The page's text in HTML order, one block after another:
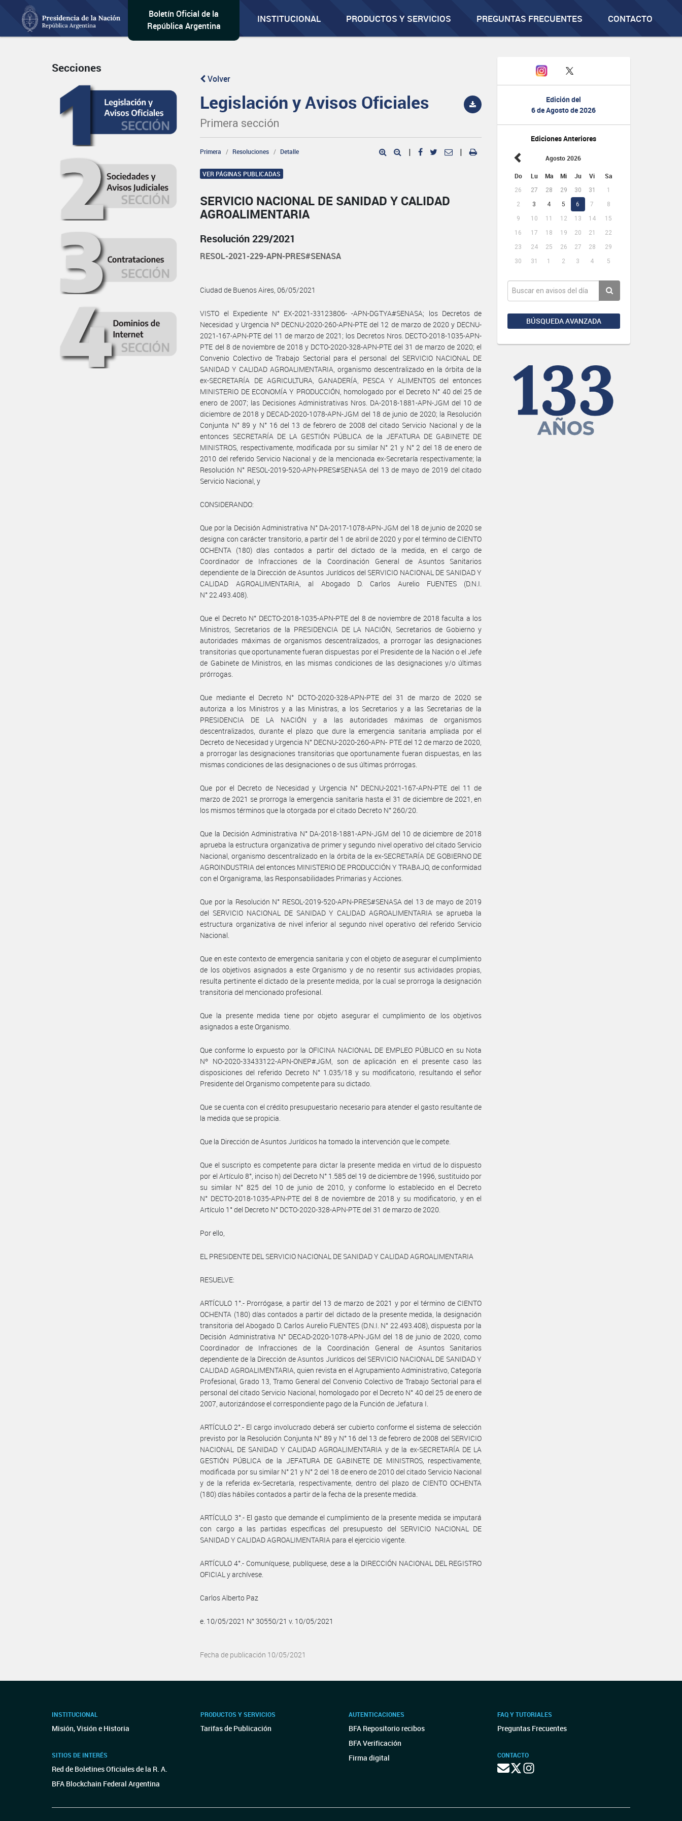
Boletín Oficial de la
República Argentina
INSTITUCIONAL PRODUCTOS Y SERVICIOS PREGUNTAS FRECUENTES CONTACTO
Edición del
6 de Agosto de 2026
Ediciones Anteriores
Agosto 2026
Do Lu Ma Mi Ju Vi Sa
26 27 28 29 30 31
1
2
3 4 5 6 7
8
9
10 11 12 13 14
15
16
17 18 19 20 21
22
23
24 25 26 27 28
29
30
31 1 2 3 4 5
BÚSQUEDA AVANZADA
Secciones
Volver
Legislación y Avisos Oficiales
Primera sección
Primera Resoluciones Detalle | |
VER PÁGINAS PUBLICADAS
SERVICIO NACIONAL DE SANIDAD Y CALIDAD
AGROALIMENTARIA
Resolución 229/2021
RESOL-2021-229-APN-PRES#SENASA
Ciudad de Buenos Aires, 06/05/2021
VISTO el Expediente N° EX-2021-33123806- -APN-DGTYA#SENASA; los Decretos de
Necesidad y Urgencia Nº DECNU-2020-260-APN-PTE del 12 de marzo de 2020 y DECNU-
2021-167-APN-PTE del 11 de marzo de 2021; los Decretos Nros. DECTO-2018-1035-APN-
PTE del 8 de noviembre de 2018 y DCTO-2020-328-APN-PTE del 31 de marzo de 2020; el
Convenio Colectivo de Trabajo Sectorial para el personal del SERVICIO NACIONAL DE
SANIDAD Y CALIDAD AGROALIMENTARIA, organismo descentralizado en la órbita de la
ex-SECRETARÍA DE AGRICULTURA, GANADERÍA, PESCA Y ALIMENTOS del entonces
MINISTERIO DE ECONOMÍA Y PRODUCCIÓN, homologado por el Decreto N° 40 del 25 de
enero de 2007; las Decisiones Administrativas Nros. DA-2018-1881-APN-JGM del 10 de
diciembre de 2018 y DECAD-2020-1078-APN-JGM del 18 de junio de 2020; la Resolución
Conjunta N° 89 y N° 16 del 13 de febrero de 2008 del citado Servicio Nacional y de la
entonces SECRETARÍA DE LA GESTIÓN PÚBLICA de la JEFATURA DE GABINETE DE
MINISTROS, respectivamente, modificada por su similar N° 21 y N° 2 del 18 de enero de
2010 del referido Servicio Nacional y de la mencionada ex-Secretaría respectivamente; la
Resolución N° RESOL-2019-520-APN-PRES#SENASA del 13 de mayo de 2019 del citado
Servicio Nacional, y
CONSIDERANDO:
Que por la Decisión Administrativa N° DA-2017-1078-APN-JGM del 18 de junio de 2020 se
designa con carácter transitorio, a partir del 1 de abril de 2020 y por el término de CIENTO
OCHENTA (180) días contados a partir del dictado de la medida, en el cargo de
Coordinador de Infracciones de la Coordinación General de Asuntos Sanitarios
dependiente de la Dirección de Asuntos Jurídicos del SERVICIO NACIONAL DE SANIDAD Y
CALIDAD AGROALIMENTARIA, al Abogado D. Carlos Aurelio FUENTES (D.N.I.
N° 22.493.408).
Que el Decreto N° DECTO-2018-1035-APN-PTE del 8 de noviembre de 2018 faculta a los
Ministros, Secretarios de la PRESIDENCIA DE LA NACIÓN, Secretarios de Gobierno y
autoridades máximas de organismos descentralizados, a prorrogar las designaciones
transitorias que oportunamente fueran dispuestas por el Presidente de la Nación o el Jefe
de Gabinete de Ministros, en las mismas condiciones de las designaciones y/o últimas
prórrogas.
Que mediante el Decreto N° DCTO-2020-328-APN-PTE del 31 de marzo de 2020 se
autoriza a los Ministros y a las Ministras, a los Secretarios y a las Secretarias de la
PRESIDENCIA DE LA NACIÓN y a las autoridades máximas de organismos
descentralizados, durante el plazo que dure la emergencia sanitaria ampliada por el
Decreto de Necesidad y Urgencia N° DECNU-2020-260-APN- PTE del 12 de marzo de 2020,
a prorrogar las designaciones transitorias que oportunamente fueran dispuestas, en las
mismas condiciones de las designaciones o de sus últimas prórrogas.
Que por el Decreto de Necesidad y Urgencia N° DECNU-2021-167-APN-PTE del 11 de
marzo de 2021 se prorroga la emergencia sanitaria hasta el 31 de diciembre de 2021, en
los mismos términos que la otorgada por el citado Decreto N° 260/20.
Que la Decisión Administrativa N° DA-2018-1881-APN-JGM del 10 de diciembre de 2018
aprueba la estructura organizativa de primer y segundo nivel operativo del citado Servicio
Nacional, organismo descentralizado en la órbita de la ex-SECRETARÍA DE GOBIERNO DE
AGROINDUSTRIA del entonces MINISTERIO DE PRODUCCIÓN Y TRABAJO, de conformidad
con el Organigrama, las Responsabilidades Primarias y Acciones.
Que por la Resolución N° RESOL-2019-520-APN-PRES#SENASA del 13 de mayo de 2019
del SERVICIO NACIONAL DE SANIDAD Y CALIDAD AGROALIMENTARIA se aprueba la
estructura organizativa de nivel inferior al segundo nivel operativo del referido Servicio
Nacional.
Que en este contexto de emergencia sanitaria y con el objeto de asegurar el cumplimiento
de los objetivos asignados a este Organismo y de no resentir sus actividades propias,
resulta pertinente el dictado de la presente medida, por la cual se prorroga la designación
transitoria del mencionado profesional.
Que la presente medida tiene por objeto asegurar el cumplimiento de los objetivos
asignados a este Organismo.
Que conforme lo expuesto por la OFICINA NACIONAL DE EMPLEO PÚBLICO en su Nota
Nº NO-2020-33433122-APN-ONEP#JGM, son de aplicación en el presente caso las
disposiciones del referido Decreto N° 1.035/18 y su modificatorio, resultando el señor
Presidente del Organismo competente para su dictado.
Que se cuenta con el crédito presupuestario necesario para atender el gasto resultante de
la medida que se propicia.
Que la Dirección de Asuntos Jurídicos ha tomado la intervención que le compete.
Que el suscripto es competente para dictar la presente medida en virtud de lo dispuesto
por el Artículo 8°, inciso h) del Decreto N° 1.585 del 19 de diciembre de 1996, sustituido por
su similar N° 825 del 10 de junio de 2010, y conforme lo establecido en el Decreto
N° DECTO-2018-1035-APN-PTE del 8 de noviembre de 2018 y su modificatorio, y en el
Artículo 1° del Decreto N° DCTO-2020-328-APN-PTE del 31 de marzo de 2020.
Por ello,
EL PRESIDENTE DEL SERVICIO NACIONAL DE SANIDAD Y CALIDAD AGROALIMENTARIA
RESUELVE:
ARTÍCULO 1°.- Prorrógase, a partir del 13 de marzo de 2021 y por el término de CIENTO
OCHENTA (180) días contados a partir del dictado de la presente medida, la designación
transitoria del Abogado D. Carlos Aurelio FUENTES (D.N.I. N° 22.493.408), dispuesta por la
Decisión Administrativa N° DECAD-2020-1078-APN-JGM del 18 de junio de 2020, como
Coordinador de Infracciones de la Coordinación General de Asuntos Sanitarios
dependiente de la Dirección de Asuntos Jurídicos del SERVICIO NACIONAL DE SANIDAD Y
CALIDAD AGROALIMENTARIA, quien revista en el Agrupamiento Administrativo, Categoría
Profesional, Grado 13, Tramo General del Convenio Colectivo de Trabajo Sectorial para el
personal del citado Servicio Nacional, homologado por el Decreto N° 40 del 25 de enero de
2007, autorizándose el correspondiente pago de la Función de Jefatura I.
ARTÍCULO 2°.- El cargo involucrado deberá ser cubierto conforme el sistema de selección
previsto por la Resolución Conjunta N° 89 y N° 16 del 13 de febrero de 2008 del SERVICIO
NACIONAL DE SANIDAD Y CALIDAD AGROALIMENTARIA y de la ex-SECRETARÍA DE LA
GESTIÓN PÚBLICA de la JEFATURA DE GABINETE DE MINISTROS, respectivamente,
modificada por su similar N° 21 y N° 2 del 18 de enero de 2010 del citado Servicio Nacional
y de la referida ex-Secretaría, respectivamente, dentro del plazo de CIENTO OCHENTA
(180) días hábiles contados a partir de la fecha de la presente medida.
ARTÍCULO 3°.- El gasto que demande el cumplimiento de la presente medida se imputará
con cargo a las partidas específicas del presupuesto del SERVICIO NACIONAL DE
SANIDAD Y CALIDAD AGROALIMENTARIA para el ejercicio vigente.
ARTÍCULO 4°.- Comuníquese, publíquese, dese a la DIRECCIÓN NACIONAL DEL REGISTRO
OFICIAL y archívese.
Carlos Alberto Paz
e. 10/05/2021 N° 30550/21 v. 10/05/2021
Fecha de publicación 10/05/2021
INSTITUCIONAL
Misión, Visión e Historia
SITIOS DE INTERÉS
Red de Boletines Oficiales de la R. A.
BFA Blockchain Federal Argentina
PRODUCTOS Y SERVICIOS
Tarifas de Publicación
AUTENTICACIONES
BFA Repositorio recibos
BFA Verificación
Firma digital
FAQ Y TUTORIALES
Preguntas Frecuentes
CONTACTO